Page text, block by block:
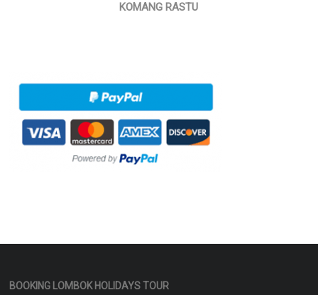
KOMANG RASTU
BOOKING LOMBOK HOLIDAYS TOUR